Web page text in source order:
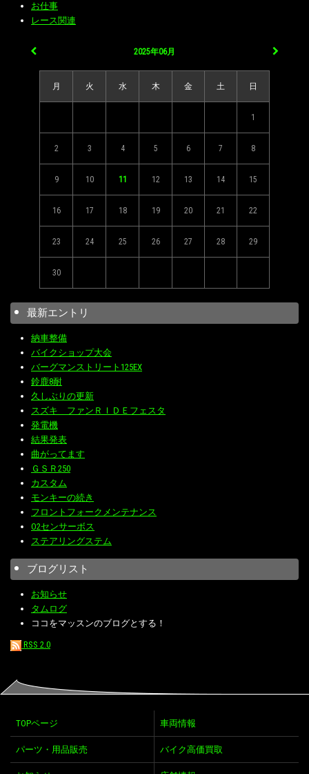
お仕事
レース関連
2025年06月
月 火 水 木 金 土 日
1
2 3 4 5 6 7 8
9 10 11 12 13 14 15
16 17 18 19 20 21 22
23 24 25 26 27 28 29
30
最新エントリ
納車整備
バイクショップ大会
バーグマンストリート125EX
鈴鹿8耐
久しぶりの更新
スズキ ファンＲＩＤＥフェスタ
発電機
結果発表
曲がってます
ＧＳＲ250
カスタム
モンキーの続き
フロントフォークメンテナンス
O2センサーボス
ステアリングステム
ブログリスト
お知らせ
タムログ
ココをマッスンのブログとする！
RSS 2.0
TOPページ 車両情報
パーツ・用品販売 バイク高価買取